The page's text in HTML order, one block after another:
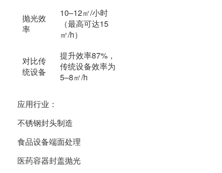
抛光效
率
10–12㎡/小时
（最高可达15
㎡/h）
对比传
统设备
提升效率87%，
传统设备效率为
5–8㎡/h
应用行业：
不锈钢封头制造
食品设备端面处理
医药容器封盖抛光